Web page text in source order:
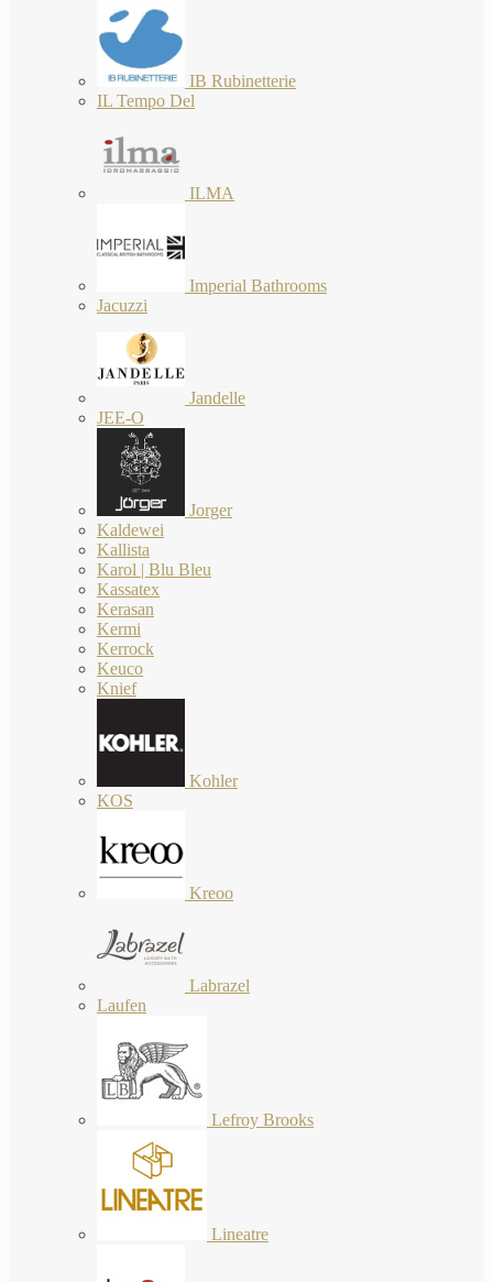
IB Rubinetterie
IL Tempo Del
ILMA
Imperial Bathrooms
Jacuzzi
Jandelle
JEE-O
Jorger
Kaldewei
Kallista
Karol | Blu Bleu
Kassatex
Kerasan
Kermi
Kerrock
Keuco
Knief
Kohler
KOS
Kreoo
Labrazel
Laufen
Lefroy Brooks
Lineatre